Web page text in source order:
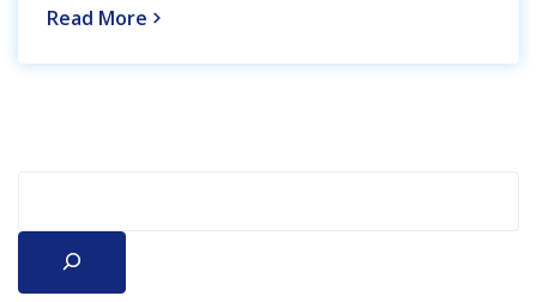
Read More